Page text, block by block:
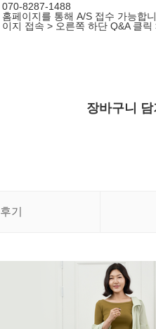
070-8287-1488
홈페이지를 통해 A/S 접수 가능합
이지 접속 > 오른쪽 하단 Q&A 클릭
장바구니 담
후기